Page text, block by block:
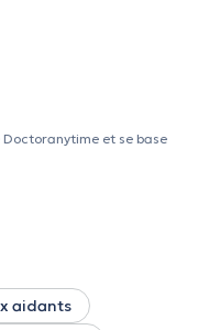
et se base
aidants